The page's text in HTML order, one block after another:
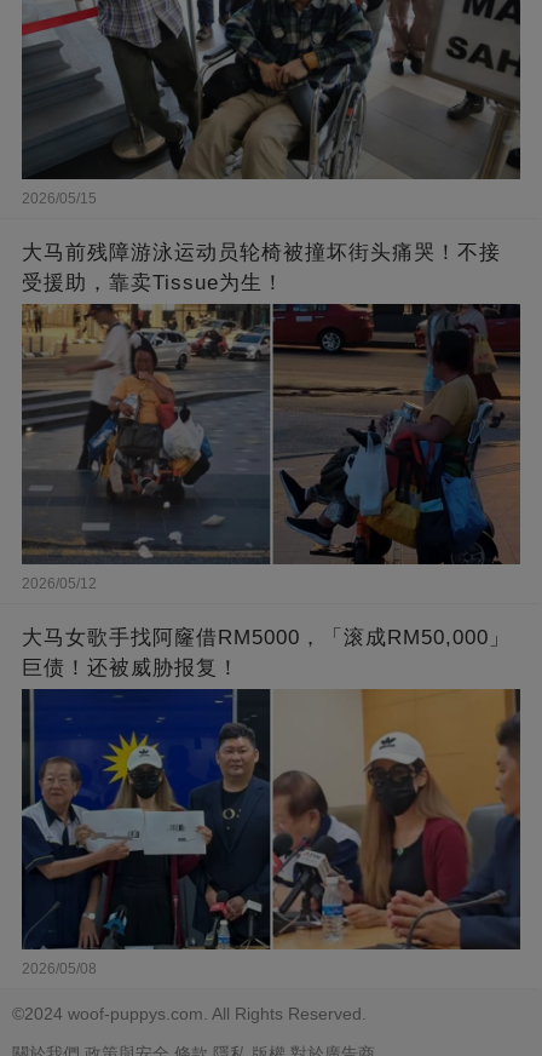
2026/05/15
大马前残障游泳运动员轮椅被撞坏街头痛哭！不接
受援助，靠卖Tissue为生！
2026/05/12
大马女歌手找阿窿借RM5000，「滚成RM50,000」
巨债！还被威胁报复！
2026/05/08
©2024 woof-puppys.com. All Rights Reserved.